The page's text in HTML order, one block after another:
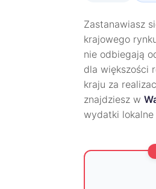
Zastanawiasz
krajowego
nie odbiegają
dla większości
kraju za
znajdziesz w
wydatki